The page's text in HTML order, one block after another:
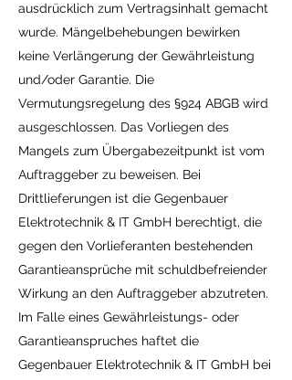
ausdrücklich zum Vertragsinhalt gemacht
wurde. Mängelbehebungen bewirken
keine Verlängerung der Gewährleistung
und/oder Garantie. Die
Vermutungsregelung des §924 ABGB wird
ausgeschlossen. Das Vorliegen des
Mangels zum Übergabezeitpunkt ist vom
Auftraggeber zu beweisen. Bei
Drittlieferungen ist die Gegenbauer
Elektrotechnik & IT GmbH berechtigt, die
gegen den Vorlieferanten bestehenden
Garantieansprüche mit schuldbefreiender
Wirkung an den Auftraggeber abzutreten.
Im Falle eines Gewährleistungs- oder
Garantieanspruches haftet die
Gegenbauer Elektrotechnik & IT GmbH bei